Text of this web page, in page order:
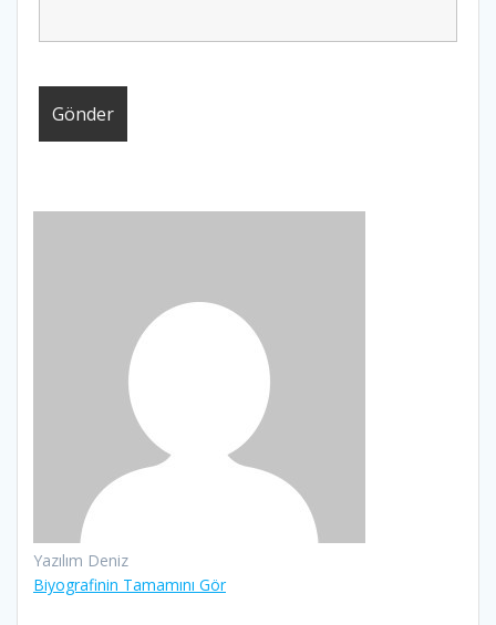
Yazılım Deniz
Biyografinin Tamamını Gör